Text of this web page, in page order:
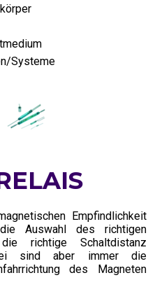
Systeme
Empfindlichkeit
Auswahl des richtigen
richtige Schaltdistanz
sind aber immer die
des Magneten